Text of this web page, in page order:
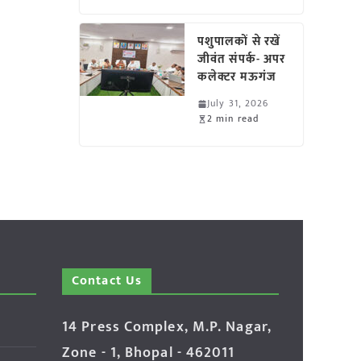
पशुपालकों से रखें
जीवंत संपर्क- अपर
कलेक्टर मऊगंज
July 31, 2026
2 min read
Contact Us
14 Press Complex, M.P. Nagar,
Zone - 1, Bhopal - 462011